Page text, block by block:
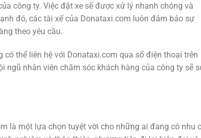
công ty. Việc đặt xe sẽ được xử lý nhanh chóng và
đó, các tài xế của Donataxi.com luôn đảm bảo sự
theo yêu cầu.
thể liên hệ với Donataxi.com qua số điện thoại trên
nhân viên chăm sóc khách hàng của công ty sẽ
là một lựa chọn tuyệt vời cho những ai đang có nhu